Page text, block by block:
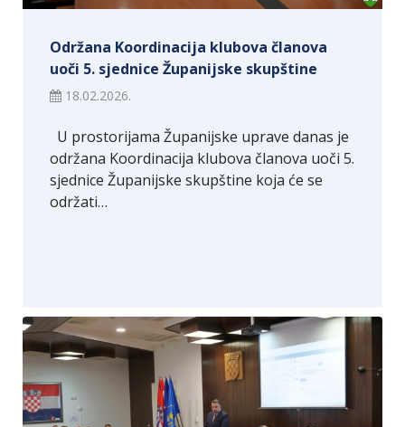
Održana Koordinacija klubova članova
uoči 5. sjednice Županijske skupštine
18.02.2026.
U prostorijama Županijske uprave danas je
održana Koordinacija klubova članova uoči 5.
sjednice Županijske skupštine koja će se
održati…